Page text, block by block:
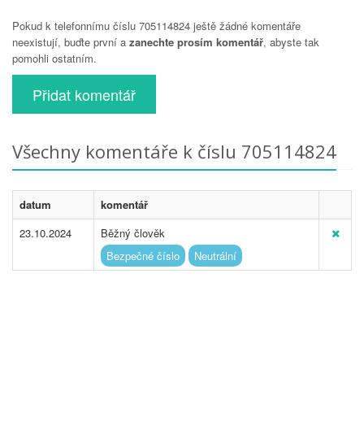
Pokud k telefonnímu číslu 705114824 ještě žádné komentáře
neexistují, buďte první a zanechte prosím komentář, abyste tak
pomohli ostatním.
Přidat komentář
Všechny komentáře k číslu 705114824
datum
komentář
23.10.2024
Běžný člověk
Bezpečné číslo
Neutrální